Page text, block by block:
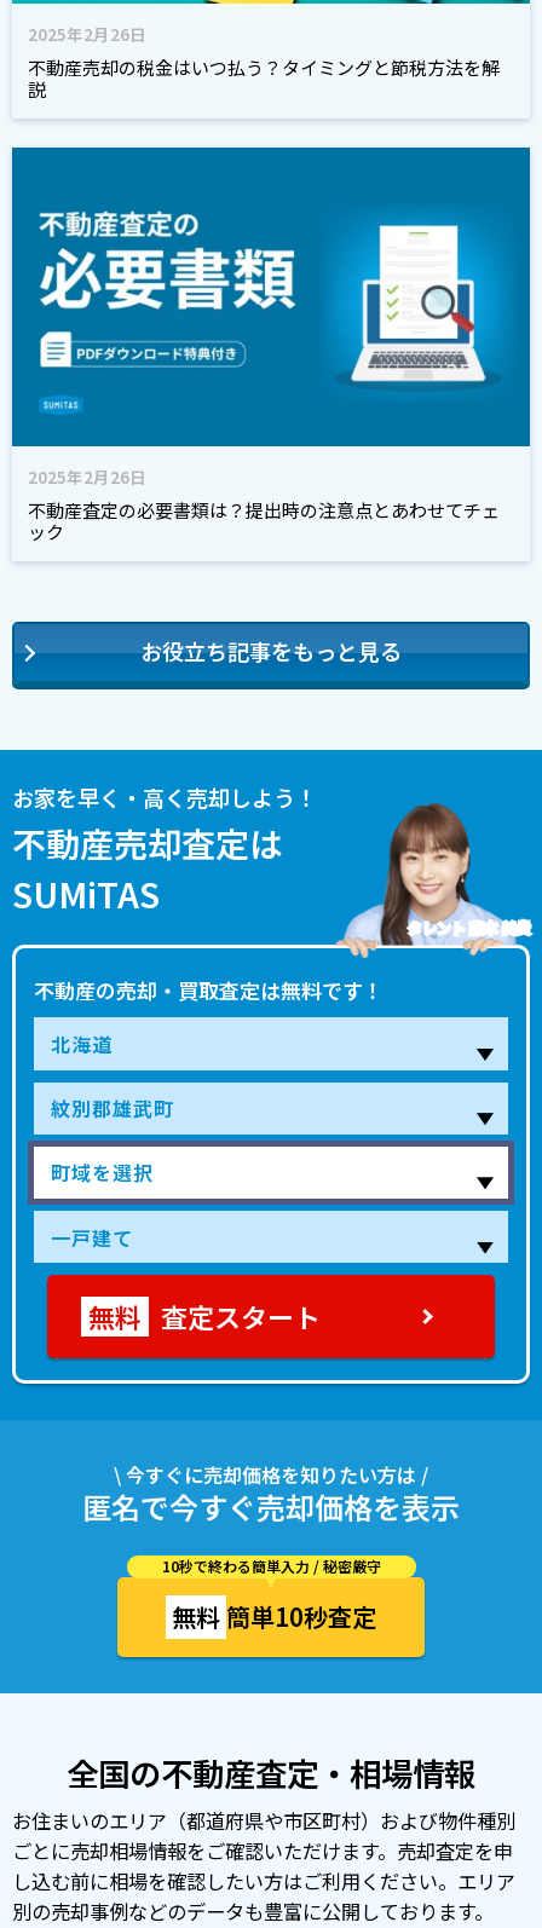
2025年2月26日
不動産売却の税金はいつ払う？タイミングと節税方法を解
説
2025年2月26日
不動産査定の必要書類は？提出時の注意点とあわせてチェ
ック
お役立ち記事をもっと見る
お家を早く・高く売却しよう！
不動産売却査定は
SUMiTAS
不動産の売却・買取査定は無料です！
タレント 藤本 美貴
査定スタート
\ 今すぐに売却価格を知りたい方は /
匿名で今すぐ売却価格を表示
10秒で終わる簡単入力 / 秘密厳守
無料簡単10秒査定
全国の不動産査定・相場情報
お住まいのエリア（都道府県や市区町村）および物件種別
ごとに売却相場情報をご確認いただけます。売却査定を申
し込む前に相場を確認したい方はご利用ください。エリア
別の売却事例などのデータも豊富に公開しております。